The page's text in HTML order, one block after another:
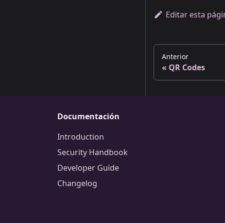
Editar esta
Anterior
QR Codes
Documentación
Introduction
Security Handbook
Developer Guide
Changelog